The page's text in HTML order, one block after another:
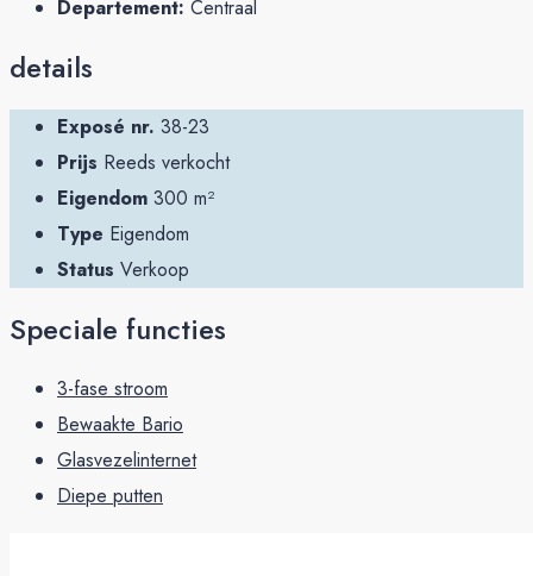
Departement: Centraal
details
Exposé nr. 38-23
Prijs Reeds verkocht
Eigendom 300 m²
Type Eigendom
Status Verkoop
Speciale functies
3-fase stroom
Bewaakte Bario
Glasvezelinternet
Diepe putten